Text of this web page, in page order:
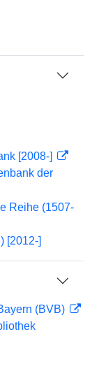
[2008-]
der
Reihe (1507-
[2012-]
(BVB)